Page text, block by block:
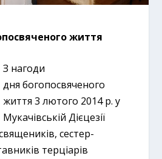
життя
З нагоди
дня богопосвяченого
життя 3 лютого 2014 р. у
Мукачівській Дієцезії
сестер-
терціарів